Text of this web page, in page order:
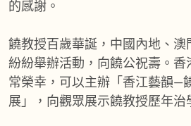
的感謝。
饒教授百歲華誕，中國內地、澳
紛紛舉辦活動，向饒公祝壽。香
常榮幸，可以主辦「香江藝韻—
展」，向觀眾展示饒教授歷年治